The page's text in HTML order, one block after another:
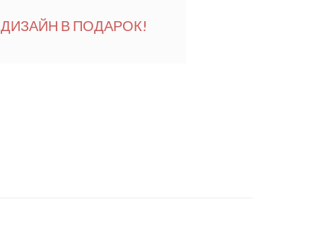
ДИЗАЙН В ПОДАРОК!